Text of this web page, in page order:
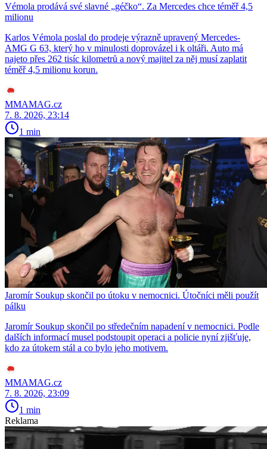
Vémola prodává své slavné „géčko“. Za Mercedes chce téměř 4,5
milionu
Karlos Vémola poslal do prodeje výrazně upravený Mercedes-
AMG G 63, který ho v minulosti doprovázel i k oltáři. Auto má
najeto přes 262 tisíc kilometrů a nový majitel za něj musí zaplatit
téměř 4,5 milionu korun.
MMAMAG.cz
7. 8. 2026, 23:14
1 min
Jaromír Soukup skončil po útoku v nemocnici. Útočníci měli použít
pálku
Jaromír Soukup skončil po středečním napadení v nemocnici. Podle
dalších informací musel podstoupit operaci a policie nyní zjišťuje,
kdo za útokem stál a co bylo jeho motivem.
MMAMAG.cz
7. 8. 2026, 23:09
1 min
Reklama